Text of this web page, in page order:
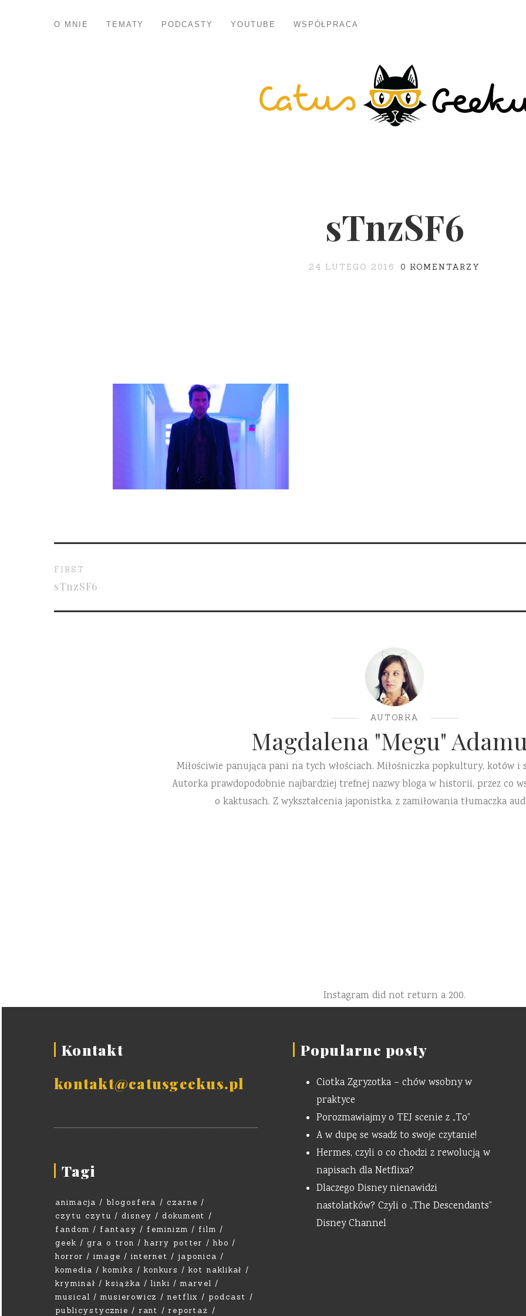
O MNIE TEMATY PODCASTY YOUTUBE WSPÓŁPRACA
sTnzSF6
24 LUTEGO 2016 0 KOMENTARZY
FIRST
sTnzSF6
AUTORKA
Magdalena "Megu"
Miłościwie panująca pani na tych włościach. Miłośniczka popkultury, kotów i
Autorka prawdopodobnie najbardziej trefnej nazwy bloga w historii, przez co
o kaktusach. Z wykształcenia japonistka, z zamiłowania tłumaczka
Instagram did not return a 200.
Kontakt
kontakt@catusgeekus.pl
Tagi
animacja blogosfera
czarne
czytu czytu
disney
dokument
fandom
fantasy feminizm
film
geek
gra o tron harry potter
hbo
horror
image internet
japonica
komedia
komiks konkurs
kot naklikał
kryminał
książka linki
marvel
musical
musierowicz netflix
podcast
publicystycznie
rant reportaż
Popularne posty
Ciotka Zgryzotka – chów wsobny w
praktyce
Porozmawiajmy o TEJ scenie z „To”
A w dupę se wsadź to swoje czytanie!
Hermes, czyli o co chodzi z rewolucją w
napisach dla Netflixa?
Dlaczego Disney nienawidzi
nastolatków? Czyli o „The Descendants”
Disney Channel